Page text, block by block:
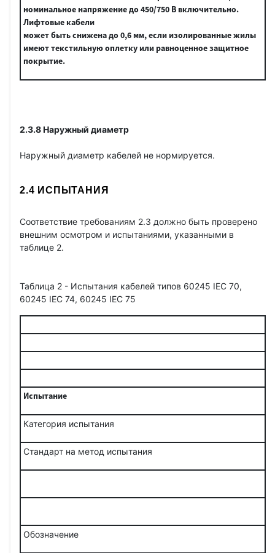
может быть снижена до 0,6 мм, если изолированные жилы
имеют текстильную оплетку или равноценное защитное
покрытие.
2.3.8 Наружный диаметр
Наружный диаметр кабелей не нормируется.
2.4 ИСПЫТАНИЯ
Соответствие требованиям 2.3 должно быть проверено
внешним осмотром и испытаниями, указанными в
таблице 2.
Таблица 2 - Испытания кабелей типов 60245 IEC 70,
60245 IEC 74, 60245 IEC 75
Испытание
Категория испытания
Стандарт на метод испытания
Обозначение